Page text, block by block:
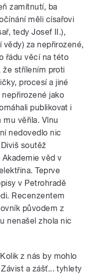
zamítnutí, ba
měli císařovi
tedy Josef II.),
za nepřirozené,
řádu věcí na této
že střílením proti
procesí a jiné
jako
publikovat i
věřila. Vlnu
nedovedlo nic
soutěž
věd v
Teprve
v Petrohradě
Recenzentem
původem z
nenašel zhola nic
z nás by mohlo
a zášť... tyhlety